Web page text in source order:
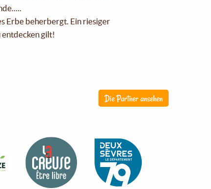
Erbe beherbergt. Ein riesiger
entdecken gilt!
Die Partner ansehen